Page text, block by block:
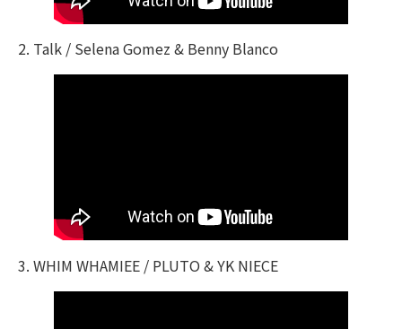
2. Talk / Selena Gomez & Benny Blanco
3. WHIM WHAMIEE / PLUTO & YK NIECE